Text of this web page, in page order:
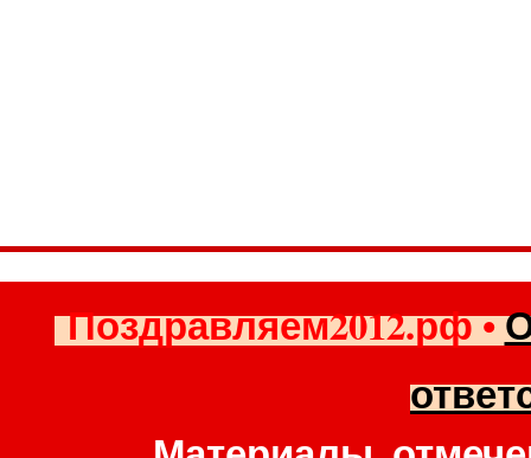
Поздравляем2012.рф•